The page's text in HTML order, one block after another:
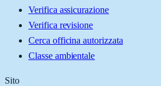
Verifica assicurazione
Verifica revisione
Cerca officina autorizzata
Classe ambientale
Sito